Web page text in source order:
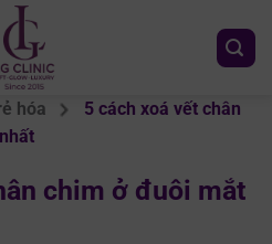
hóa
5 cách xoá vết chân
chim ở đuôi mắt